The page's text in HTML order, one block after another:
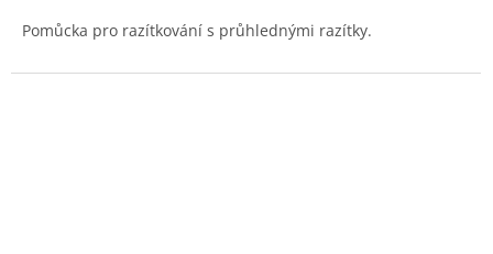
Pomůcka pro razítkování s průhlednými razítky.